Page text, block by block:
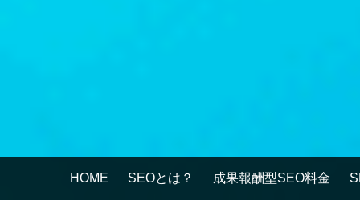
HOME SEOとは？ 成果報酬型SEO料金